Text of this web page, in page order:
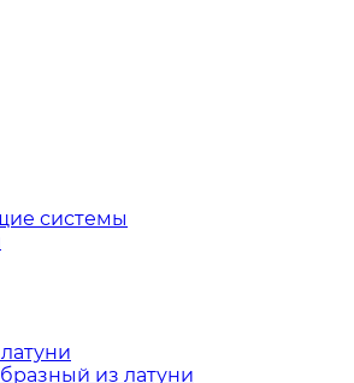
системы
из латуни